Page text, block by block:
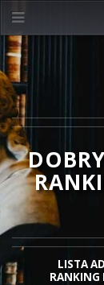
LISTA
RANKING